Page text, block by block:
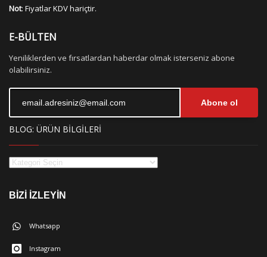
Not: Fiyatlar KDV hariçtir.
E-BÜLTEN
Yeniliklerden ve fırsatlardan haberdar olmak isterseniz abone
olabilirsiniz.
Abone ol
BLOG: ÜRÜN BİLGİLERİ
BİZİ İZLEYİN
Whatsapp
Instagram